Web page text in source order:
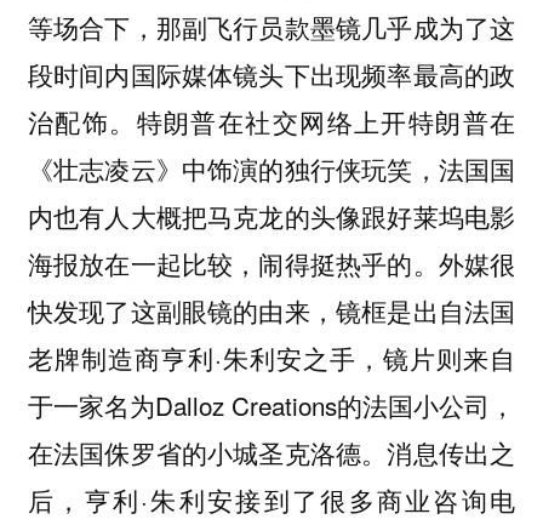
等场合下，那副飞行员款墨镜几乎成为了这
段时间内国际媒体镜头下出现频率最高的政
治配饰。特朗普在社交网络上开特朗普在
《壮志凌云》中饰演的独行侠玩笑，法国国
内也有人大概把马克龙的头像跟好莱坞电影
海报放在一起比较，闹得挺热乎的。外媒很
快发现了这副眼镜的由来，镜框是出自法国
老牌制造商亨利·朱利安之手，镜片则来自
于一家名为Dalloz Creations的法国小公司，
在法国侏罗省的小城圣克洛德。消息传出之
后，亨利·朱利安接到了很多商业咨询电